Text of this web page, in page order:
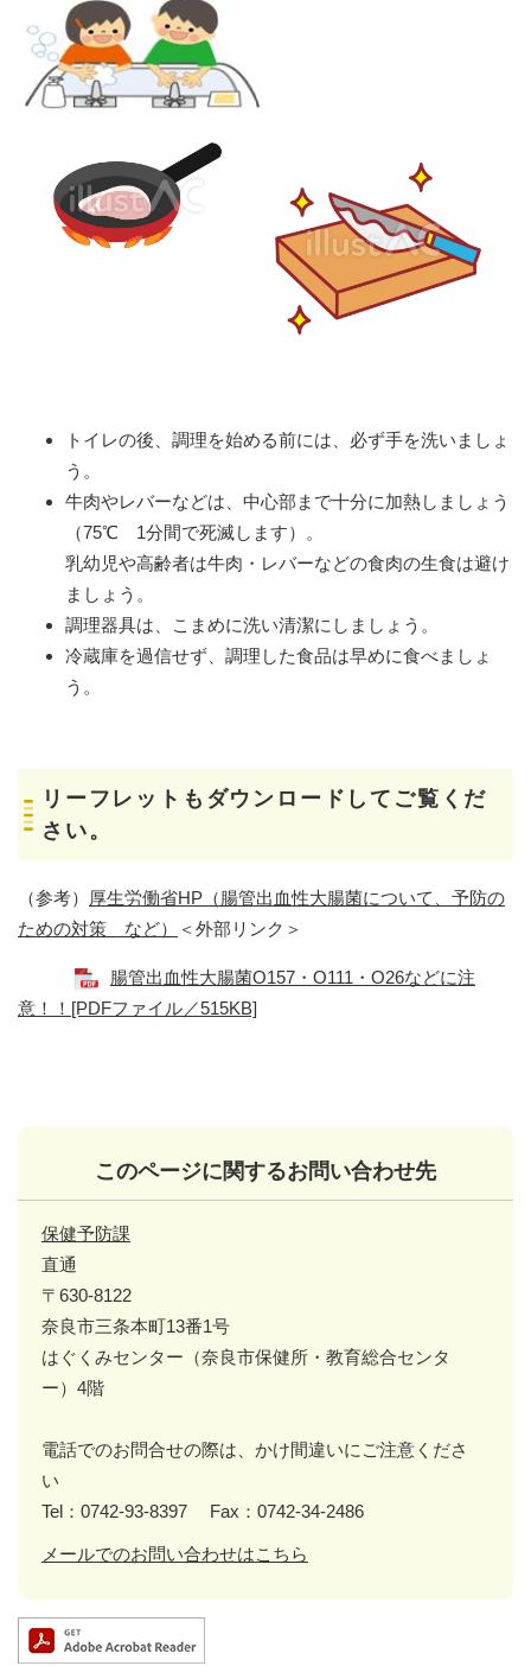
トイレの後、調理を始める前には、必ず手を洗いましょ
う。
牛肉やレバーなどは、中心部まで十分に加熱しましょう
（75℃ 1分間で死滅します）。
乳幼児や高齢者は牛肉・レバーなどの食肉の生食は避け
ましょう。
調理器具は、こまめに洗い清潔にしましょう。
冷蔵庫を過信せず、調理した食品は早めに食べましょ
う。
リーフレットもダウンロードしてご覧くだ
さい。
（参考）
厚生労働省HP（腸管出血性大腸菌について、予防の
ための対策 など）
＜外部リンク＞
腸管出血性大腸菌O157・O111・O26などに注
意！！[PDFファイル／515KB]
このページに関するお問い合わせ先
保健予防課
直通
〒630-8122
奈良市三条本町13番1号
はぐくみセンター（奈良市保健所・教育総合センタ
ー）4階
電話でのお問合せの際は、かけ間違いにご注意くださ
い
Tel：0742-93-8397
Fax：0742-34-2486
メールでのお問い合わせはこちら